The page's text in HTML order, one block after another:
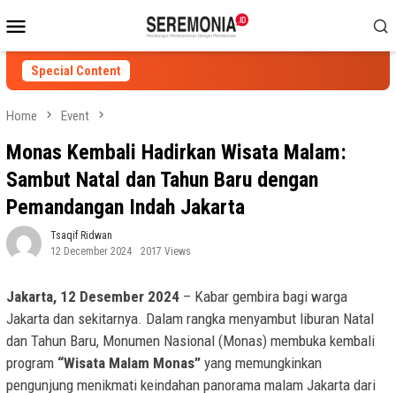
to
contentMenu
Special Content
Home Event
Monas Kembali Hadirkan Wisata Malam:
Sambut Natal dan Tahun Baru dengan
Pemandangan Indah Jakarta
Tsaqif Ridwan
12 December 2024
2017 Views
Jakarta, 12 Desember 2024 – Kabar gembira bagi warga
Jakarta dan sekitarnya. Dalam rangka menyambut liburan Natal
dan Tahun Baru, Monumen Nasional (Monas) membuka kembali
program “Wisata Malam Monas” yang memungkinkan
pengunjung menikmati keindahan panorama malam Jakarta dari